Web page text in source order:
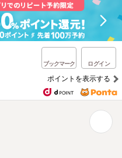
ブックマーク ログイン
ポイントを表示する